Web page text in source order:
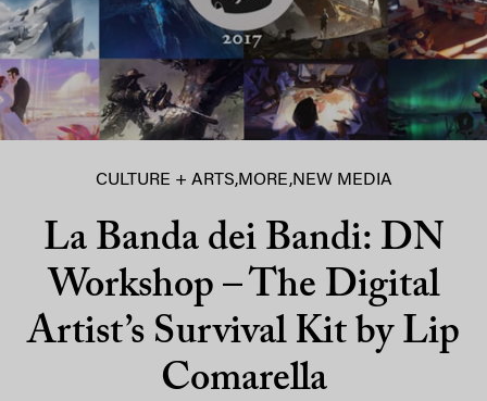
CULTURE + ARTS,MORE,NEW MEDIA
La Banda dei Bandi: DN
Workshop – The Digital
Artist’s Survival Kit by Lip
Comarella